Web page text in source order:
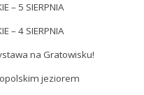
– 5 SIERPNIA
– 4 SIERPNIA
na Gratowisku!
jeziorem